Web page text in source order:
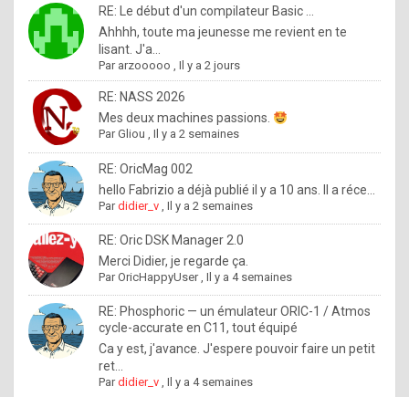
m
a
d
b
y
o
l
e
x
.
I
f
y
RE: Le début d'un compilateur Basic ...
Ahhhh, toute ma jeunesse me revient en te
lisant. J'a...
Par arzooooo ,Il y a 2 jours
RE: NASS 2026
Mes deux machines passions.
ParGliou ,Il y a 2 semaines
RE: OricMag 002
hello Fabrizio a déjà publié il y a 10 ans. Il a réce...
Pardidier_v ,Il y a 2 semaines
RE: Oric DSK Manager 2.0
Merci Didier, je regarde ça.
ParOricHappyUser,Il y a 4 semaines
RE: Phosphoric — un émulateur ORIC-1 / Atmos
cycle-accurate en C11, tout équipé
Ca y est, j'avance. J'espere pouvoir faire un petit
ret...
Pardidier_v ,Il y a 4 semaines